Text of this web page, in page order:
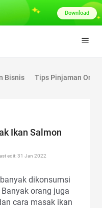
Bisnis Tips Pinjaman
Ikan Salmon
edit: 31 Jan 2022
dikonsumsi
orang juga
cara masak ikan
Download